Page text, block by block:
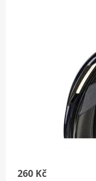
260 Kč